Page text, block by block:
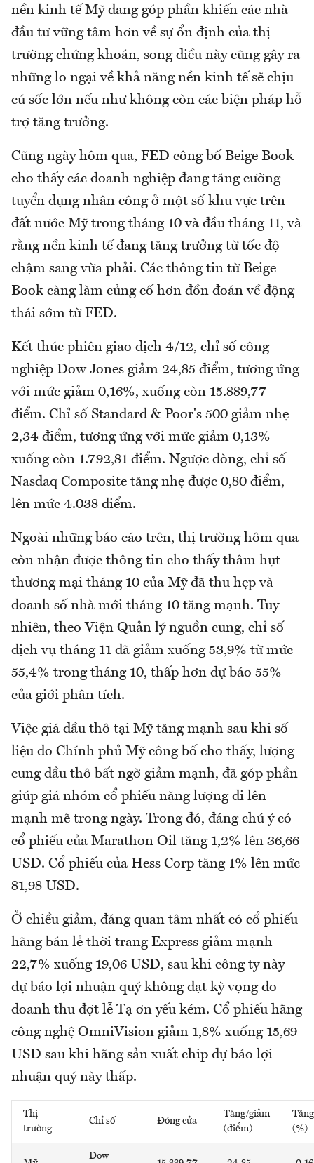
nền kinh tế Mỹ đang góp phần khiến các nhà
đầu tư vững tâm hơn về sự ổn định của thị
trường chứng khoán, song điều này cũng gây ra
những lo ngại về khả năng nền kinh tế sẽ chịu
cú sốc lớn nếu như không còn các biện pháp hỗ
trợ tăng trưởng.
Cũng ngày hôm qua, FED công bố Beige Book
cho thấy các doanh nghiệp đang tăng cường
tuyển dụng nhân công ở một số khu vực trên
đất nước Mỹ trong tháng 10 và đầu tháng 11, và
rằng nền kinh tế đang tăng trưởng từ tốc độ
chậm sang vừa phải. Các thông tin từ Beige
Book càng làm củng cố hơn đồn đoán về động
thái sớm từ FED.
Kết thúc phiên giao dịch 4/12, chỉ số công
nghiệp Dow Jones giảm 24,85 điểm, tương ứng
với mức giảm 0,16%, xuống còn 15.889,77
điểm. Chỉ số Standard & Poor's 500 giảm nhẹ
2,34 điểm, tương ứng với mức giảm 0,13%
xuống còn 1.792,81 điểm. Ngược dòng, chỉ số
Nasdaq Composite tăng nhẹ được 0,80 điểm,
lên mức 4.038 điểm.
Ngoài những báo cáo trên, thị trường hôm qua
còn nhận được thông tin cho thấy thâm hụt
thương mại tháng 10 của Mỹ đã thu hẹp và
doanh số nhà mới tháng 10 tăng mạnh. Tuy
nhiên, theo Viện Quản lý nguồn cung, chỉ số
dịch vụ tháng 11 đã giảm xuống 53,9% từ mức
55,4% trong tháng 10, thấp hơn dự báo 55%
của giới phân tích.
Việc giá dầu thô tại Mỹ tăng mạnh sau khi số
liệu do Chính phủ Mỹ công bố cho thấy, lượng
cung dầu thô bất ngờ giảm mạnh, đã góp phần
giúp giá nhóm cổ phiếu năng lượng đi lên
mạnh mẽ trong ngày. Trong đó, đáng chú ý có
cổ phiếu của Marathon Oil tăng 1,2% lên 36,66
USD. Cổ phiếu của Hess Corp tăng 1% lên mức
81,98 USD.
Ở chiều giảm, đáng quan tâm nhất có cổ phiếu
hãng bán lẻ thời trang Express giảm mạnh
22,7% xuống 19,06 USD, sau khi công ty này
dự báo lợi nhuận quý không đạt kỳ vọng do
doanh thu đợt lễ Tạ ơn yếu kém. Cổ phiếu hãng
công nghệ OmniVision giảm 1,8% xuống 15,69
USD sau khi hãng sản xuất chip dự báo lợi
nhuận quý này thấp.
Thị
trường
Chỉ số Đóng cửa
Tăng/giảm
(điểm)
(%)
Dow